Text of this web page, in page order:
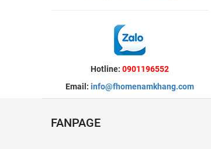
Hotline: 0901196552
Email: info@fhomenamkhang.com
FANPAGE